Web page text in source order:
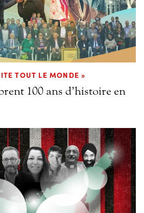
TOUT LE MONDE »
100 ans d’histoire en